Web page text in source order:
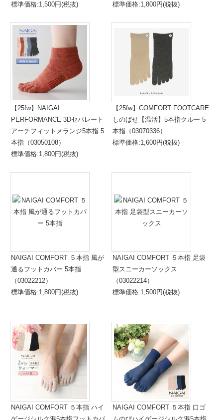
標準価格:1,500円(税抜)
標準価格:1,800円(税抜)
【25fw】NAIGAI
PERFORMANCE 3Dセパレート
アーチフィットメランジ5本指 5
本指（03050108）
標準価格:1,800円(税抜)
【25fw】COMFORT FOOTCARE
しのばせ【温活】5本指クルー 5
本指（03070336）
標準価格:1,600円(税抜)
NAIGAI COMFORT ５本指 風が
通るフットカバー 5本指
（03022212）
標準価格:1,800円(税抜)
NAIGAI COMFORT ５本指 足袋
型スニーカーソックス
（03022214）
標準価格:1,500円(税抜)
NAIGAI COMFORT ５本指 ハイ
NAIGAI COMFORT ５本指 口ゴ